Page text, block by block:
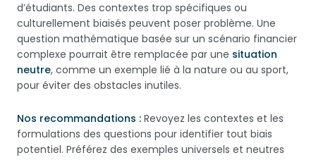
d’étudiants. Des contextes trop spécifiques ou
culturellement biaisés peuvent poser problème. Une
question mathématique basée sur un scénario financier
complexe pourrait être remplacée par une situation
neutre, comme un exemple lié à la nature ou au sport,
pour éviter des obstacles inutiles.
Nos recommandations : Revoyez les contextes et les
formulations des questions pour identifier tout biais
potentiel. Préférez des exemples universels et neutres